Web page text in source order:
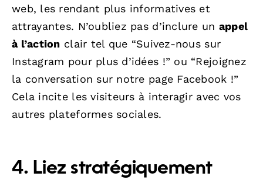
web, les rendant plus informatives et
attrayantes. N’oubliez pas d’inclure un appel
à l’action clair tel que “Suivez-nous sur
Instagram pour plus d’idées !” ou “Rejoignez
la conversation sur notre page Facebook !”
Cela incite les visiteurs à interagir avec vos
autres plateformes sociales.
4. Liez stratégiquement